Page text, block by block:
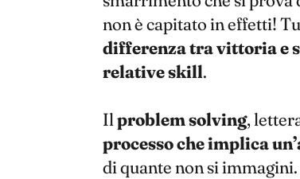
non è capitato in effetti!
differenza tra vittoria e
relative skill.
Ilproblem solving,
processo che implica
di quante non si